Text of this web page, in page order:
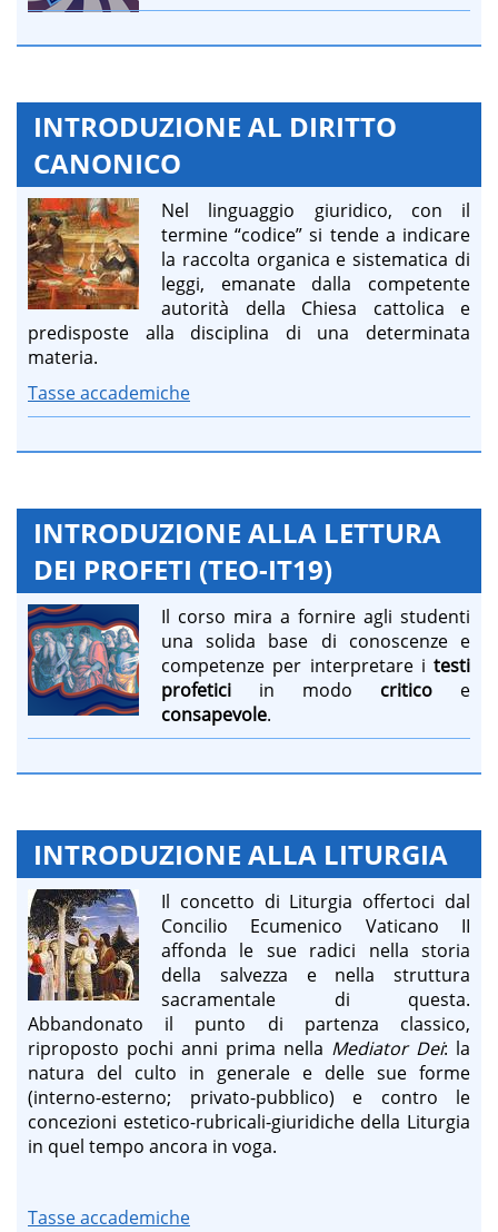
INTRODUZIONE AL DIRITTO
CANONICO
Nel linguaggio giuridico, con il
termine “codice” si tende a indicare
la raccolta organica e sistematica di
leggi, emanate dalla competente
autorità della Chiesa cattolica e
predisposte alla disciplina di una determinata
materia.
Tasse accademiche
INTRODUZIONE ALLA LETTURA
DEI PROFETI (TEO-IT19)
Il corso mira a fornire agli studenti
una solida base di conoscenze e
competenze per interpretare i testi
profetici in modo critico e
consapevole.
INTRODUZIONE ALLA LITURGIA
Il concetto di Liturgia offertoci dal
Concilio Ecumenico Vaticano II
affonda le sue radici nella storia
della salvezza e nella struttura
sacramentale di questa.
Abbandonato il punto di partenza classico,
riproposto pochi anni prima nella Mediator Dei: la
natura del culto in generale e delle sue forme
(interno-esterno; privato-pubblico) e contro le
concezioni estetico-rubricali-giuridiche della Liturgia
in quel tempo ancora in voga.
Tasse accademiche